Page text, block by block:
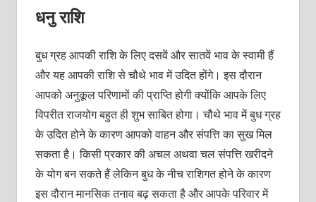
धनु राशि
बुध ग्रह आपकी राशि के लिए दसवें और सातवें भाव के स्वामी हैं
और यह आपकी राशि से चौथे भाव में उदित होंगे। इस दौरान
आपको अनुकूल परिणामों की प्राप्ति होगी क्योंकि आपके लिए
विपरीत राजयोग बहुत ही शुभ साबित होगा। चौथे भाव में बुध ग्रह
के उदित होने के कारण आपको वाहन और संपत्ति का सुख मिल
सकता है। किसी प्रकार की अचल अथवा चल संपत्ति खरीदने
के योग बन सकते हैं लेकिन बुध के नीच राशिगत होने के कारण
इस दौरान मानसिक तनाव बढ़ सकता है और आपके परिवार में